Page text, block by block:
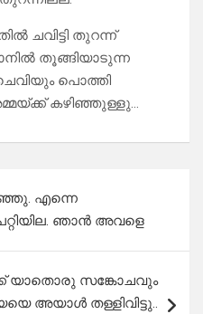
ചവിട്ടി തുറന്ന്
തൂങ്ങിയാടുന്ന
പൊത്തി
കഴിഞ്ഞുള്ളു…
എന്നെ
ഞാന്‍ അവളെ
യാതൊരു സങ്കോചവും
അയാൾ തള്ളിവിട്ടു..